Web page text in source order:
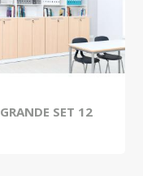
GRANDE SET 12